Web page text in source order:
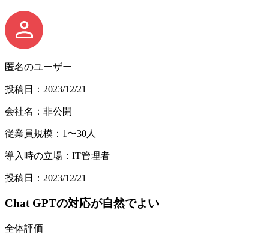
匿名のユーザー
投稿日：2023/12/21
会社名：非公開
従業員規模：1〜30人
導入時の立場：IT管理者
投稿日：2023/12/21
Chat GPTの対応が自然でよい
全体評価